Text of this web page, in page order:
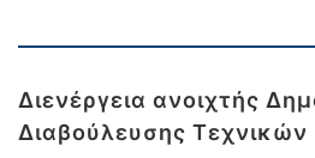
Διενέργεια ανοιχτής
Διαβούλευσης